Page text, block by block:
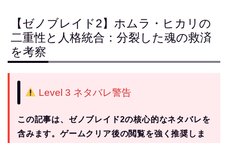
【ゼノブレイド2】ホムラ・ヒカリの
二重性と人格統合：分裂した魂の救済
を考察
Level 3 ネタバレ警告
この記事は、ゼノブレイド2の核心的なネタバレを
含みます。ゲームクリア後の閲覧を強く推奨しま